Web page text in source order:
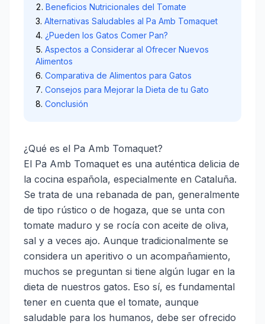
Beneficios Nutricionales del Tomate
Alternativas Saludables al Pa Amb Tomaquet
¿Pueden los Gatos Comer Pan?
Aspectos a Considerar al Ofrecer Nuevos
Alimentos
Comparativa de Alimentos para Gatos
Consejos para Mejorar la Dieta de tu Gato
Conclusión
¿Qué es el Pa Amb Tomaquet?
El Pa Amb Tomaquet es una auténtica delicia de
la cocina española, especialmente en Cataluña.
Se trata de una rebanada de pan, generalmente
de tipo rústico o de hogaza, que se unta con
tomate maduro y se rocía con aceite de oliva,
sal y a veces ajo. Aunque tradicionalmente se
considera un aperitivo o un acompañamiento,
muchos se preguntan si tiene algún lugar en la
dieta de nuestros gatos. Eso sí, es fundamental
tener en cuenta que el tomate, aunque
saludable para los humanos, debe ser ofrecido